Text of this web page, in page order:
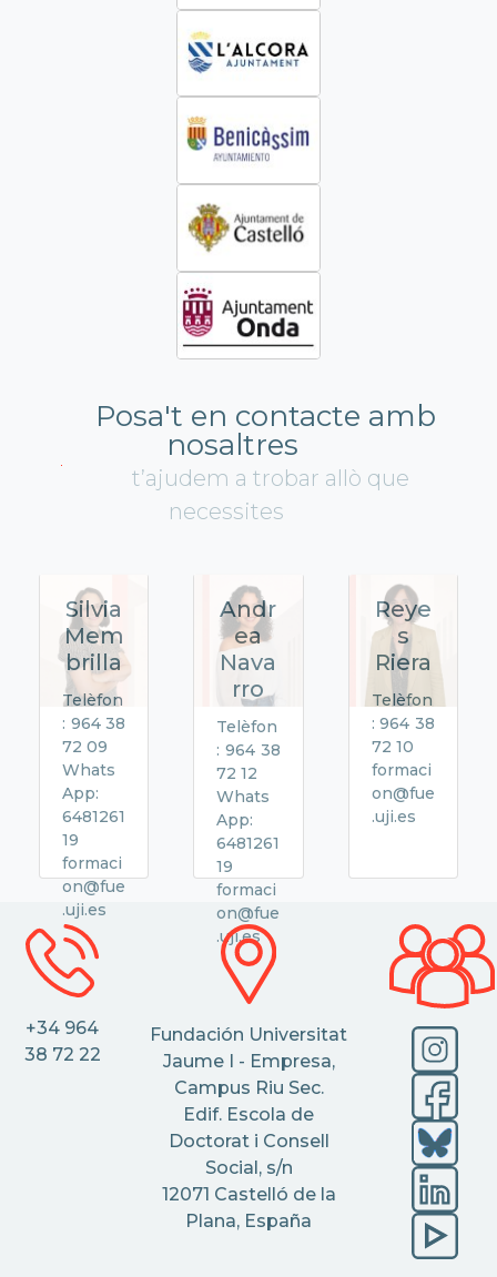
Posa't en contacte amb
nosaltres
t’ajudem a trobar allò que
necessites
Silvia
Mem
brilla
Telèfon
: 964 38
72 09
Whats
App:
6481261
19
formaci
on@fue
.uji.es
Andr
ea
Nava
rro
Telèfon
: 964 38
72 12
Whats
App:
6481261
19
formaci
on@fue
.uji.es
Reye
s
Riera
Telèfon
: 964 38
72 10
formaci
on@fue
.uji.es
+34 964
38 72 22
Fundación Universitat
Jaume I - Empresa,
Campus Riu Sec.
Edif. Escola de
Doctorat i Consell
Social, s/n
12071 Castelló de la
Plana, España